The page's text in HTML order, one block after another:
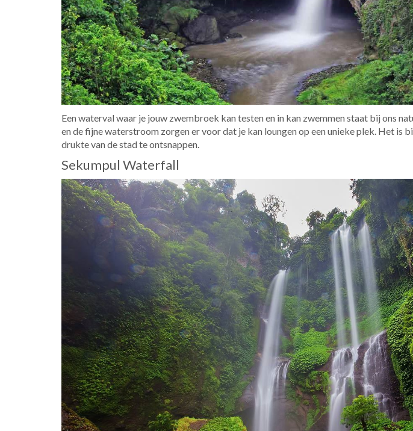
Een waterval waar je jouw zwembroek kan testen en in kan zwemmen staat bij ons
en de fijne waterstroom zorgen er voor dat je kan loungen op een unieke plek. Het is
drukte van de stad te ontsnappen.
Sekumpul Waterfall